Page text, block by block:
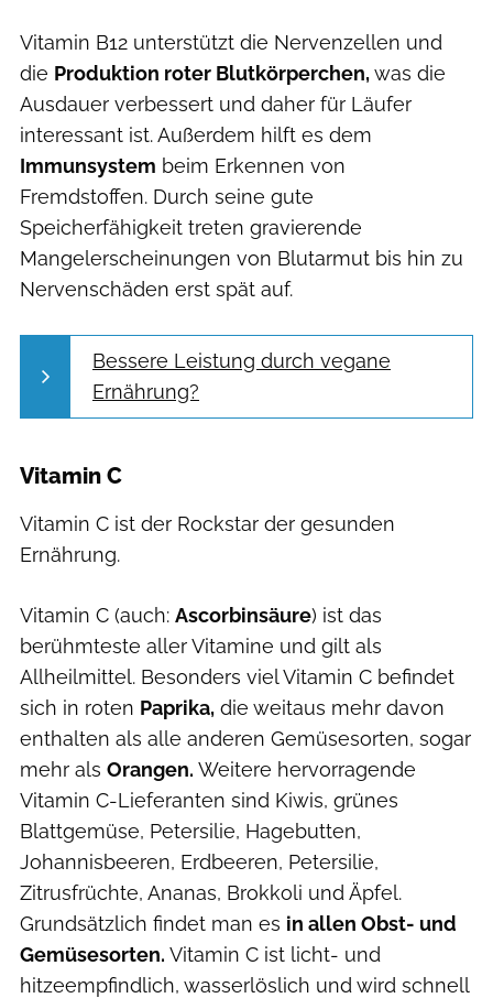
Vitamin B12 unterstützt die Nervenzellen und
die Produktion roter Blutkörperchen,was die
Ausdauer verbessert und daher für Läufer
interessant ist. Außerdem hilft es dem
Immunsystem beim Erkennen von
Fremdstoffen. Durch seine gute
Speicherfähigkeit treten gravierende
Mangelerscheinungen von Blutarmut bis hin zu
Nervenschäden erst spät auf.
Bessere Leistung durch vegane
Ernährung?
Vitamin C
Vitamin C ist der Rockstar der gesunden
Ernährung.
Vitamin C (auch: Ascorbinsäure) ist das
berühmteste aller Vitamine und gilt als
Allheilmittel. Besonders viel Vitamin C befindet
sich in roten Paprika, die weitaus mehr davon
enthalten als alle anderen Gemüsesorten, sogar
mehr als Orangen. Weitere hervorragende
Vitamin C-Lieferanten sind Kiwis, grünes
Blattgemüse, Petersilie, Hagebutten,
Johannisbeeren, Erdbeeren, Petersilie,
Zitrusfrüchte, Ananas, Brokkoli und Äpfel.
Grundsätzlich findet man es in allen Obst- und
Gemüsesorten. Vitamin C ist licht- und
hitzeempfindlich, wasserlöslich und wird schnell